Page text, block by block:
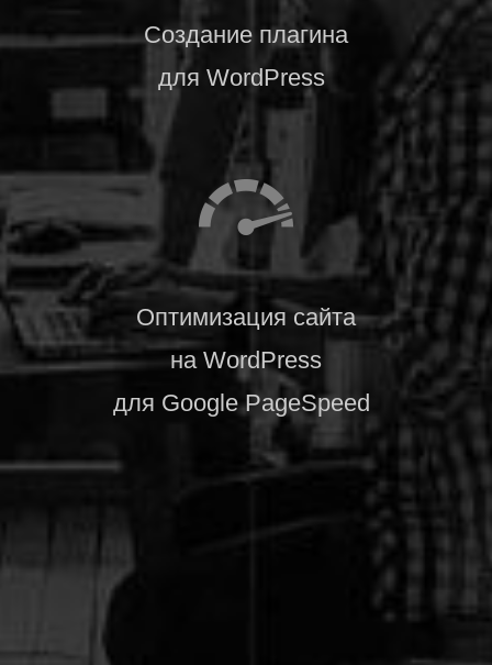
Создание плагина
для WordPress
Оптимизация сайта
на WordPress
для Google PageSpeed